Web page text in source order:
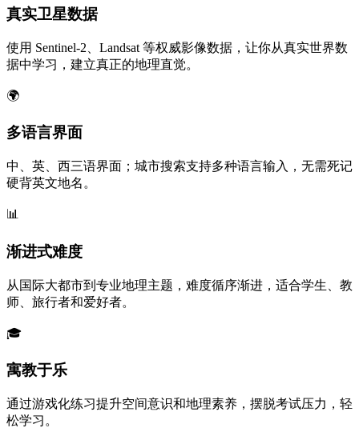
真实卫星数据
使用 Sentinel-2、Landsat 等权威影像数据，让你从真实世界数
据中学习，建立真正的地理直觉。
🌍
多语言界面
中、英、西三语界面；城市搜索支持多种语言输入，无需死记
硬背英文地名。
📊
渐进式难度
从国际大都市到专业地理主题，难度循序渐进，适合学生、教
师、旅行者和爱好者。
🎓
寓教于乐
通过游戏化练习提升空间意识和地理素养，摆脱考试压力，轻
松学习。